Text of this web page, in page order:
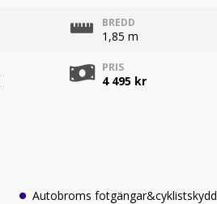
BREDD
1,85 m
PRIS
4 495 kr
Autobroms fotgängar&cyklistskydd